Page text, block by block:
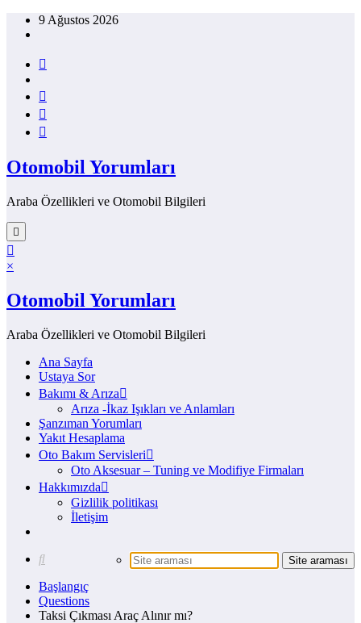
İçeriğe9 Ağustos 2026
Otomobil Yorumları
Araba Özellikleri ve Otomobil Bilgileri
×
Otomobil Yorumları
Araba Özellikleri ve Otomobil Bilgileri
Ana Sayfa
Ustaya Sor
Bakımı & Arıza
Arıza -İkaz Işıkları ve Anlamları
Şanzıman Yorumları
Yakıt Hesaplama
Oto Bakım Servisleri
Oto Aksesuar – Tuning ve Modifiye Firmaları
Hakkımızda
Gizlilik politikası
İletişim
Başlangıç
Questions
Taksi Çıkması Araç Alınır mı?